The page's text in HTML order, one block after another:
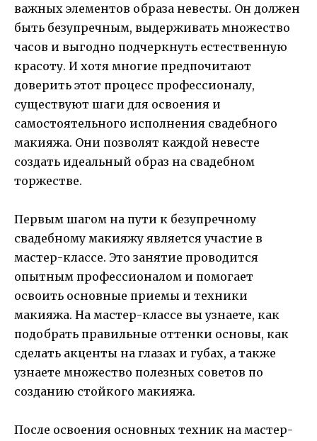
важных элементов образа невесты. Он должен
быть безупречным, выдерживать множество
часов и выгодно подчеркнуть естественную
красоту. И хотя многие предпочитают
доверить этот процесс профессионалу,
существуют шаги для освоения и
самостоятельного исполнения свадебного
макияжа. Они позволят каждой невесте
создать идеальный образ на свадебном
торжестве.
Первым шагом на пути к безупречному
свадебному макияжу является участие в
мастер-классе. Это занятие проводится
опытным профессионалом и помогает
освоить основные приемы и техники
макияжа. На мастер-классе вы узнаете, как
подобрать правильные оттенки основы, как
сделать акценты на глазах и губах, а также
узнаете множество полезных советов по
созданию стойкого макияжа.
После освоения основных техник на мастер-